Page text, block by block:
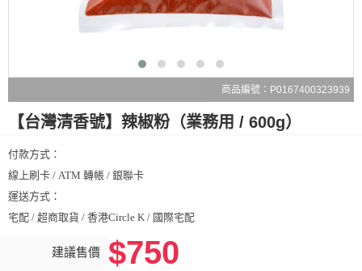
商品編號：P0167400323939
【台灣清香號】辣椒粉（業務用 / 600g）
付款方式：
線上刷卡 / ATM 轉帳 / 銀聯卡
運送方式：
宅配 / 超商取貨 / 香港Circle K / 國際宅配
建議售價 $750